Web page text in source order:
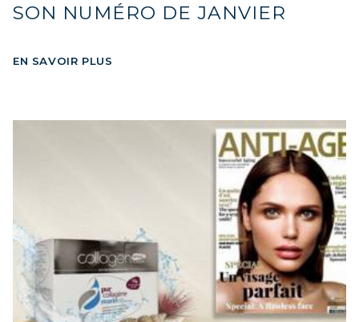
SON NUMÉRO DE JANVIER
EN SAVOIR PLUS